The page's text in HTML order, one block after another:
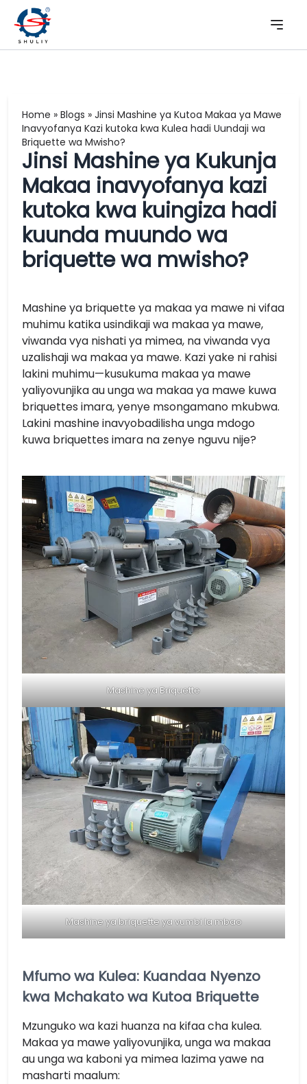
Home » Blogs » Jinsi Mashine ya Kutoa Makaa ya Mawe
Inavyofanya Kazi kutoka kwa Kulea hadi Uundaji wa
Briquette wa Mwisho?
Jinsi Mashine ya Kukunja
Makaa inavyofanya kazi
kutoka kwa kuingiza hadi
kuunda muundo wa
briquette wa mwisho?
Mashine ya briquette ya makaa ya mawe ni vifaa
muhimu katika usindikaji wa makaa ya mawe,
viwanda vya nishati ya mimea, na viwanda vya
uzalishaji wa makaa ya mawe. Kazi yake ni rahisi
lakini muhimu—kusukuma makaa ya mawe
yaliyovunjika au unga wa makaa ya mawe kuwa
briquettes imara, yenye msongamano mkubwa.
Lakini mashine inavyobadilisha unga mdogo
kuwa briquettes imara na zenye nguvu nije?
Mashine ya Briquette
Mashine ya briquette ya vumbi la mbao
Mfumo wa Kulea: Kuandaa Nyenzo
kwa Mchakato wa Kutoa Briquette
Mzunguko wa kazi huanza na kifaa cha kulea.
Makaa ya mawe yaliyovunjika, unga wa makaa
au unga wa kaboni ya mimea lazima yawe na
masharti maalum: